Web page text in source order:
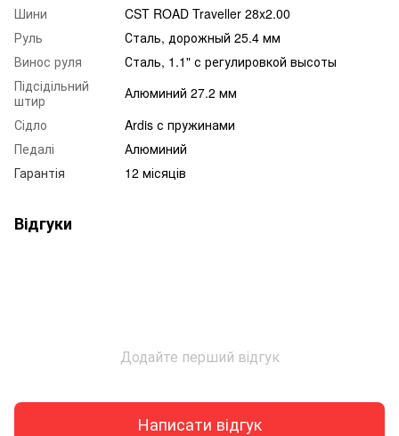
Шини
CST ROAD Traveller 28x2.00
Руль
Сталь, дорожный 25.4 мм
Винос руля
Сталь, 1.1" с регулировкой высоты
Підсідільний
штир
Алюминий 27.2 мм
Сідло
Ardis с пружинами
Педалі
Алюминий
Гарантія
12 місяців
Відгуки
Додайте перший відгук
Написати відгук